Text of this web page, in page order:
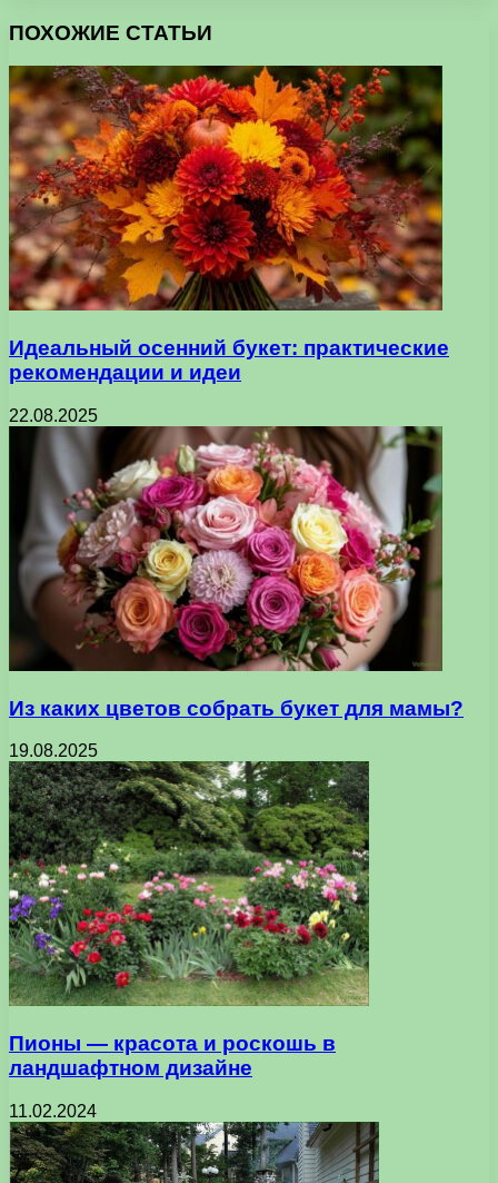
ПОХОЖИЕ СТАТЬИ
Идеальный осенний букет: практические
рекомендации и идеи
22.08.2025
Из каких цветов собрать букет для мамы?
19.08.2025
Пионы — красота и роскошь в
ландшафтном дизайне
11.02.2024